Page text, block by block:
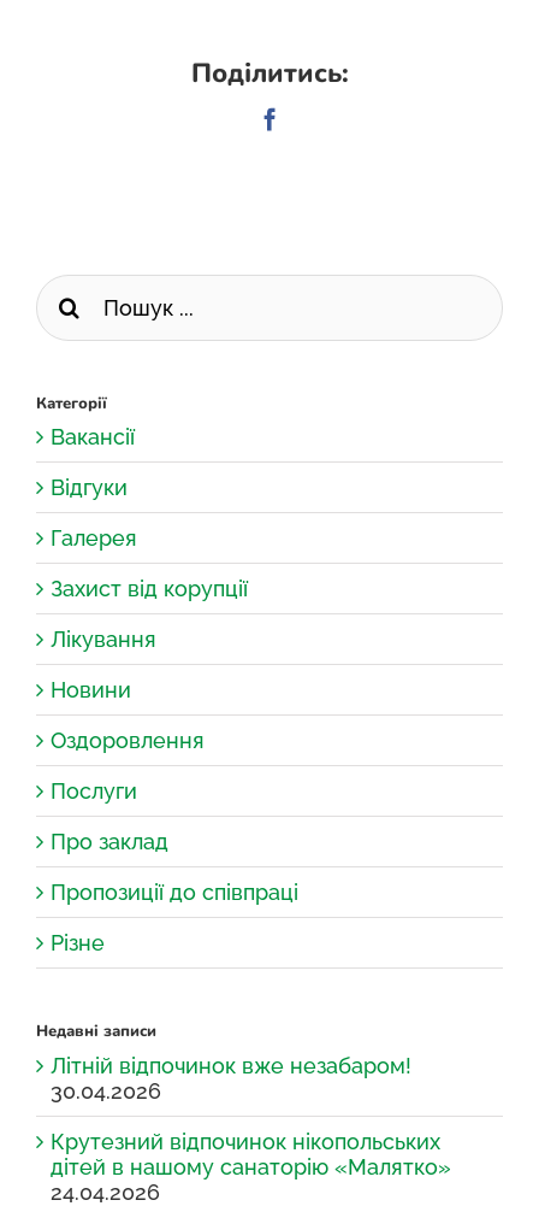
Поділитись:
Пошук
...
Категорії
Вакансії
Відгуки
Галерея
Захист від корупції
Лікування
Новини
Оздоровлення
Послуги
Про заклад
Пропозиції до співпраці
Різне
Недавні записи
Літній відпочинок вже незабаром!
30.04.2026
Крутезний відпочинок нікопольських
дітей в нашому санаторію «Малятко»
24.04.2026